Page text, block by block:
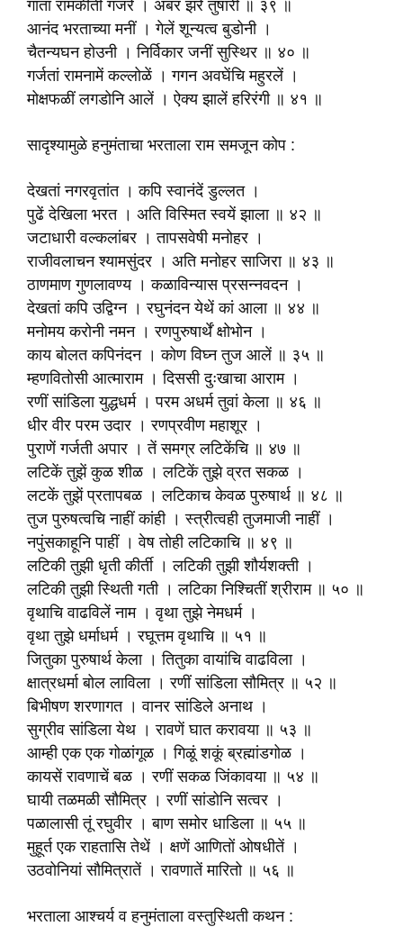
गातां रामकीर्ती गजरें । अंबर झरे तुषारीं ॥ ३९ ॥
आनंद भरताच्या मनीं । गेलें शून्यत्व बुडोनी ।
चैतन्यघन हो‍उनी । निर्विकार जनीं सुस्थिर ॥ ४० ॥
गर्जतां रामनामें कल्लोळें । गगन अवघेंचि महुरलें ।
मोक्षफळीं लगडोनि आलें । ऐक्य झालें हरिरंगी ॥ ४१ ॥
सादृश्यामुळे हनुमंताचा भरताला राम समजून कोप :
देखतां नगरवृतांत । कपि स्वानंदें डुल्लत ।
पुढें देखिला भरत । अति विस्मित स्वयें झाला ॥ ४२ ॥
जटाधारी वल्कलांबर । तापसवेषी मनोहर ।
राजीवलाचन श्यामसुंदर । अति मनोहर साजिरा ॥ ४३ ॥
ठाणमाण गुणलावण्य । कळाविन्यास प्रसन्नवदन ।
देखतां कपि उद्विग्न । रघुनंदन येथें कां आला ॥ ४४ ॥
मनोमय करोनी नमन । रणपुरुषार्थें क्षोभोन ।
काय बोलत कपिनंदन । कोण विघ्न तुज आलें ॥ ३५ ॥
म्हणवितोसी आत्माराम । दिससी दुःखाचा आराम ।
रणीं सांडिला युद्धधर्म । परम अधर्म तुवां केला ॥ ४६ ॥
धीर वीर परम उदार । रणप्रवीण महाशूर ।
पुराणें गर्जती अपार । तें समग्र लटिकेंचि ॥ ४७ ॥
लटिकें तुझें कुळ शीळ । लटिकें तुझे व्रत सकळ ।
लटकें तुझें प्रतापबळ । लटिकाच केवळ पुरुषार्थ ॥ ४८ ॥
तुज पुरुषत्वचि नाहीं कांही । स्त्रीत्वही तुजमाजी नाहीं ।
नपुंसकाहूनि पाहीं । वेष तोही लटिकाचि ॥ ४९ ॥
लटिकी तुझी धृती कीर्ती । लटिकी तुझी शौर्यशक्ती ।
लटिकी तुझी स्थिती गती । लटिका निश्चितीं श्रीराम ॥ ५० ॥
वृथाचि वाढविलें नाम । वृथा तुझे नेमधर्म ।
वृथा तुझे धर्माधर्म । रघूत्तम वृथाचि ॥ ५१ ॥
जितुका पुरुषार्थ केला । तितुका वायांचि वाढविला ।
क्षात्रधर्मा बोल लाविला । रणीं सांडिला सौ‍मित्र ॥ ५२ ॥
बिभीषण शरणागत । वानर सांडिले अनाथ ।
सुग्रीव सांडिला येथ । रावणें घात करावया ॥ ५३ ॥
आम्ही एक एक गोळांगूळ । गिळूं शकूं ब्रह्मांडगोळ ।
कायसें रावणाचें बळ । रणीं सकळ जिंकावया ॥ ५४ ॥
घायी तळमळी सौ‍मित्र । रणीं सांडोनि सत्वर ।
पळालासी तूं रघुवीर । बाण समोर धाडिला ॥ ५५ ॥
मुहूर्त एक राहतासि तेथें । क्षणें आणितों ओषधीतें ।
उठवोनियां सौ‍मित्रातें । रावणातें मारितो ॥ ५६ ॥
भरताला आश्चर्य व हनुमंताला वस्तुस्थिती कथन :